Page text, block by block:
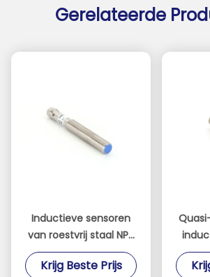
Gerelateerde
Inductieve sensoren
van roestvrij staal NPN
NC Quasi Flush 2 mm
LED-display
Krijg Beste Prijs
met